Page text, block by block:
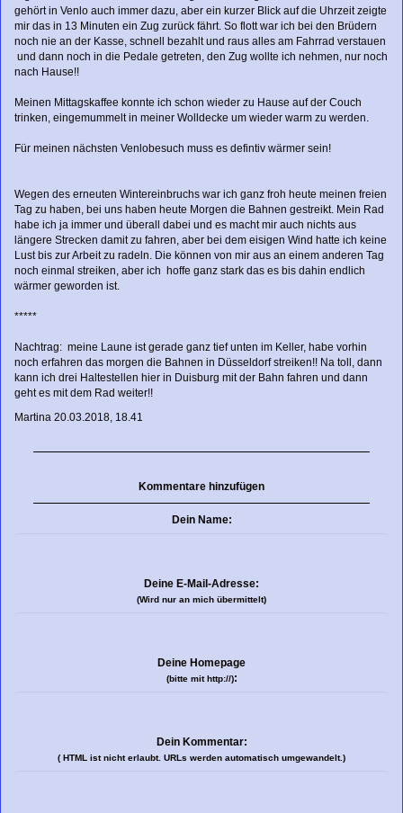
gehört in Venlo auch immer dazu, aber ein kurzer Blick auf die Uhrzeit zeigte
mir das in 13 Minuten ein Zug zurück fährt. So flott war ich bei den Brüdern
noch nie an der Kasse, schnell bezahlt und raus alles am Fahrrad verstauen
und dann noch in die Pedale getreten, den Zug wollte ich nehmen, nur noch
nach Hause!!
Meinen Mittagskaffee konnte ich schon wieder zu Hause auf der Couch
trinken, eingemummelt in meiner Wolldecke um wieder warm zu werden.
Für meinen nächsten Venlobesuch muss es defintiv wärmer sein!
Wegen des erneuten Wintereinbruchs war ich ganz froh heute meinen freien
Tag zu haben, bei uns haben heute Morgen die Bahnen gestreikt. Mein Rad
habe ich ja immer und überall dabei und es macht mir auch nichts aus
längere Strecken damit zu fahren, aber bei dem eisigen Wind hatte ich keine
Lust bis zur Arbeit zu radeln. Die können von mir aus an einem anderen Tag
noch einmal streiken, aber ich hoffe ganz stark das es bis dahin endlich
wärmer geworden ist.
*****
Nachtrag: meine Laune ist gerade ganz tief unten im Keller, habe vorhin
noch erfahren das morgen die Bahnen in Düsseldorf streiken!! Na toll, dann
kann ich drei Haltestellen hier in Duisburg mit der Bahn fahren und dann
geht es mit dem Rad weiter!!
Martina 20.03.2018, 18.41
Kommentare hinzufügen
Dein Name:
Deine E-Mail-Adresse:
(Wird nur an mich übermittelt)
Deine Homepage
(bitte mit http://):
Dein Kommentar:
( HTML istnichterlaubt. URLs werden automatisch umgewandelt.)